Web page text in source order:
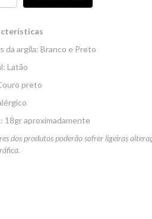
da argila: Branco e Preto
Latão
preto
18gr aproximadamente
dos produtos poderão sofrer ligeiras